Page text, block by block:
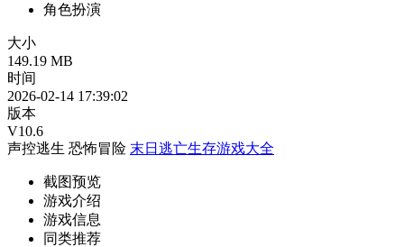
角色扮演
大小
149.19 MB
时间
2026-02-14 17:39:02
版本
V10.6
声控逃生 恐怖冒险 末日逃亡生存游戏大全
截图预览
游戏介绍
游戏信息
同类推荐